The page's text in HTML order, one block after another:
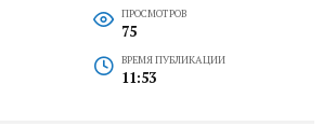
ПРОСМОТРОВ
75
ВРЕМЯ ПУБЛИКАЦИИ
11:53